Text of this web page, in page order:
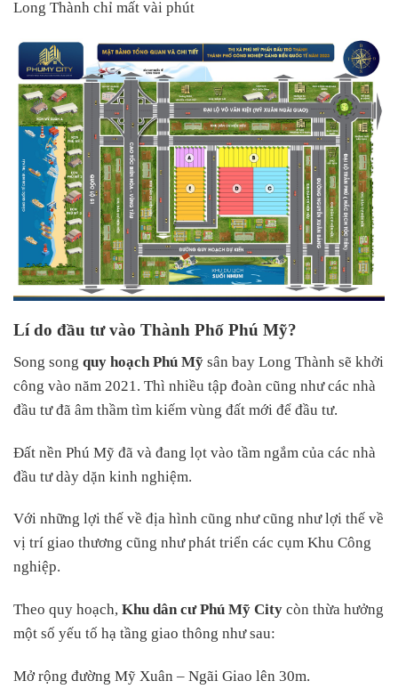
Long Thành chỉ mất vài phút
Lí do đầu tư vào Thành Phố Phú Mỹ?
Song song quy hoạch Phú Mỹ sân bay Long Thành sẽ khởi
công vào năm 2021. Thì nhiều tập đoàn cũng như các nhà
đầu tư đã âm thầm tìm kiếm vùng đất mới để đầu tư.
Đất nền Phú Mỹ đã và đang lọt vào tầm ngắm của các nhà
đầu tư dày dặn kinh nghiệm.
Với những lợi thế về địa hình cũng như cũng như lợi thế về
vị trí giao thương cũng như phát triển các cụm Khu Công
nghiệp.
Theo quy hoạch, Khu dân cư Phú Mỹ City còn thừa hưởng
một số yếu tố hạ tầng giao thông như sau:
Mở rộng đường Mỹ Xuân – Ngãi Giao lên 30m.